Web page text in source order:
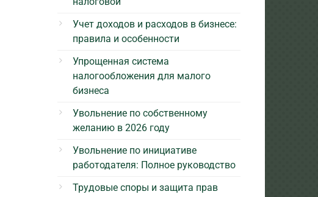
Учет доходов и расходов в бизнесе:
правила и особенности
Упрощенная система
налогообложения для малого
бизнеса
Увольнение по собственному
желанию в 2026 году
Увольнение по инициативе
работодателя: Полное руководство
Трудовые споры и защита прав